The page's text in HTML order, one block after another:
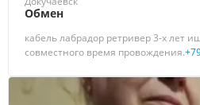
Обмен
кабель лабрадор ретривер 3-х лет
совместного время провождения.